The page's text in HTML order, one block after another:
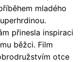
mladého
přinesla inspiraci
běžci. Film
otce